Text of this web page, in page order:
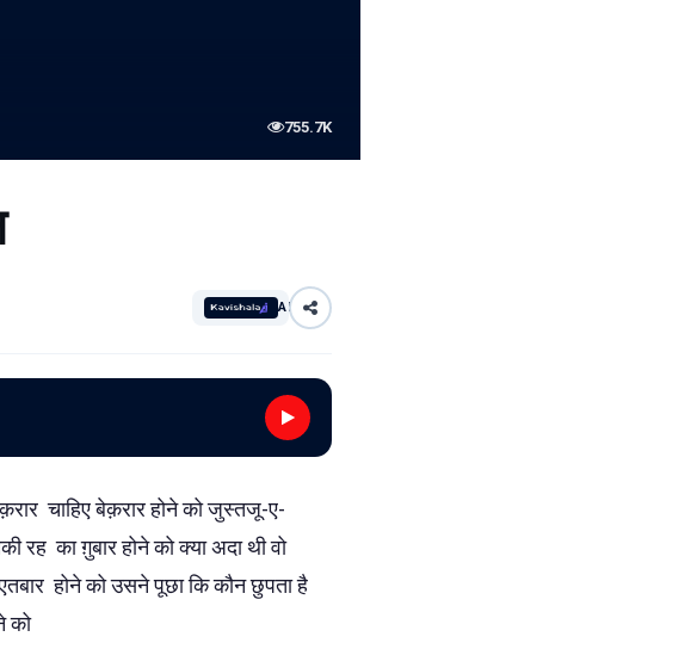
755.7K
AI
चाहिए बेक़रार होने को जुस्तजू-ए-
रह का ग़ुबार होने को क्या अदा थी वो
होने को उसने पूछा कि कौन छुपता है
को